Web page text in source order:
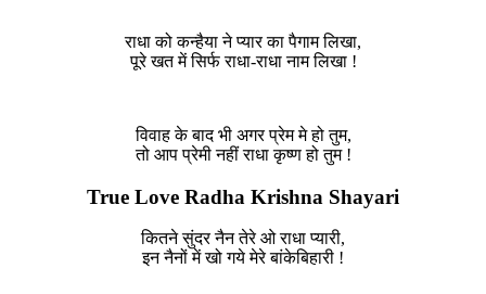
राधा को कन्हैया ने प्यार का पैगाम लिखा,
पूरे खत में सिर्फ राधा-राधा नाम लिखा !
विवाह के बाद भी अगर प्रेम मे हो तुम,
तो आप प्रेमी नहीं राधा कृष्ण हो तुम !
True Love Radha Krishna Shayari
कितने सुंदर नैन तेरे ओ राधा प्यारी,
इन नैनों में खो गये मेरे बांकेबिहारी !